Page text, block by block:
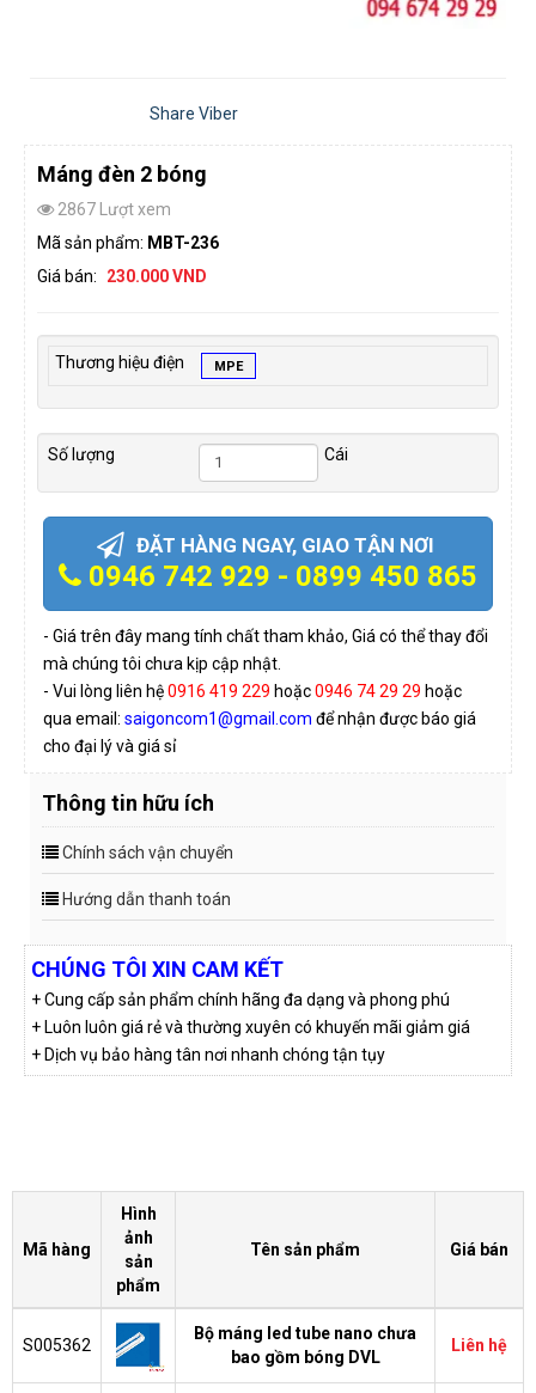
Share Viber
Máng đèn 2 bóng
2867 Lượt xem
Mã sản phẩm: MBT-236
Giá bán:
230.000 VND
Thương hiệu điện MPE
Số lượng Cái
ĐẶT HÀNG NGAY, GIAO TẬN NƠI
0946 742 929 - 0899 450 865
- Giá trên đây mang tính chất tham khảo, Giá có thể thay đổi
mà chúng tôi chưa kịp cập nhật.
- Vui lòng liên hệ0916 419 229 hoặc0946 74 29 29 hoặc
qua email: saigoncom1@gmail.com để nhận được báo giá
cho đại lý và giá sỉ
Thông tin hữu ích
Chính sách vận chuyển
Hướng dẫn thanh toán
CHÚNG TÔI XIN CAM KẾT
+ Cung cấp sản phẩm chính hãng đa dạng và phong phú
+ Luôn luôn giá rẻ và thường xuyên có khuyến mãi giảm giá
+ Dịch vụ bảo hàng tân nơi nhanh chóng tận tụy
Mã hàng
Hình
ảnh
sản
phẩm
Tên sản phẩm Giá bán
S005362
Bộ máng led tube nano chưa
bao gồm bóng DVL
Liên hệ